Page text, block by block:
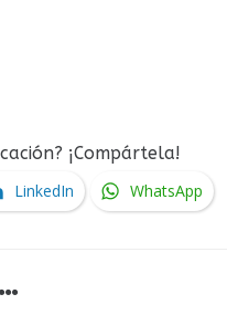
¡Compártela!
LinkedIn WhatsApp